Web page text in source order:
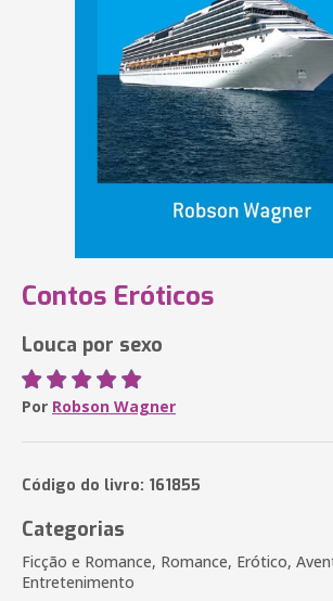
Contos Eróticos
Louca por sexo
Por Robson Wagner
Código do livro: 161855
Categorias
Ficção e Romance, Romance, Erótico,
Entretenimento